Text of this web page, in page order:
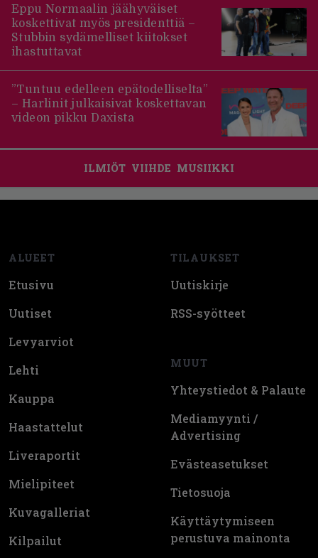
Eppu Normaalin jäähyväiset
koskettivat myös presidenttiä –
Stubbin sydämelliset kiitokset
ihastuttavat
”Tuntuu edelleen epätodelliselta”
– Harlinit julkaisivat koskettavan
videon pikku Daxista
ILMIÖT VIIHDE MUSIIKKI
ALUEET
Etusivu
Uutiset
Levyarviot
Lehti
Kauppa
Haastattelut
Liveraportit
Mielipiteet
Kuvagalleriat
Kilpailut
TILAUKSET
Uutiskirje
RSS-syötteet
MUUT
Yhteystiedot & Palaute
Mediamyynti /
Advertising
Evästeasetukset
Tietosuoja
Käyttäytymiseen
perustuva mainonta